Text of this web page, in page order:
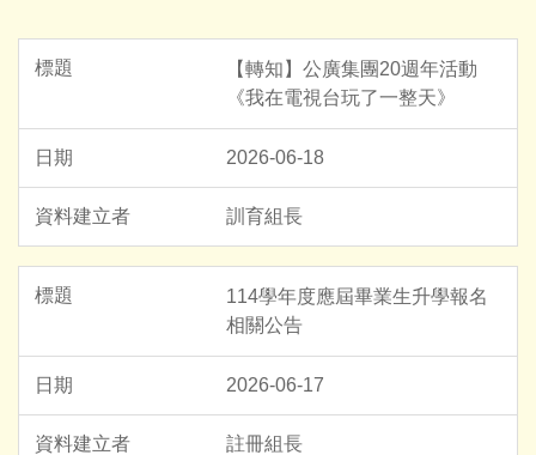
【轉知】公廣集團20週年活動
《我在電視台玩了一整天》
2026-06-18
訓育組長
114學年度應屆畢業生升學報名
相關公告
2026-06-17
註冊組長